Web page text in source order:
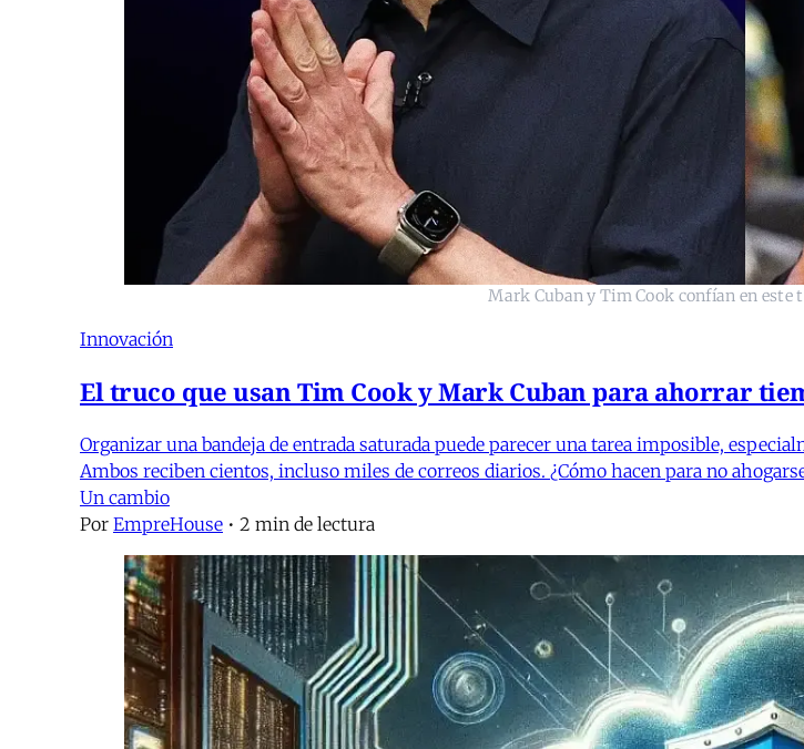
Mark Cuban y Tim Cook confían en
Innovación
El truco que usan Tim Cook y Mark Cuban para ahorrar
Organizar una bandeja de entrada saturada puede parecer una tarea imposible,
Ambos reciben cientos, incluso miles de correos diarios. ¿Cómo hacen para no
Un cambio
Por EmpreHouse • 2 min de lectura